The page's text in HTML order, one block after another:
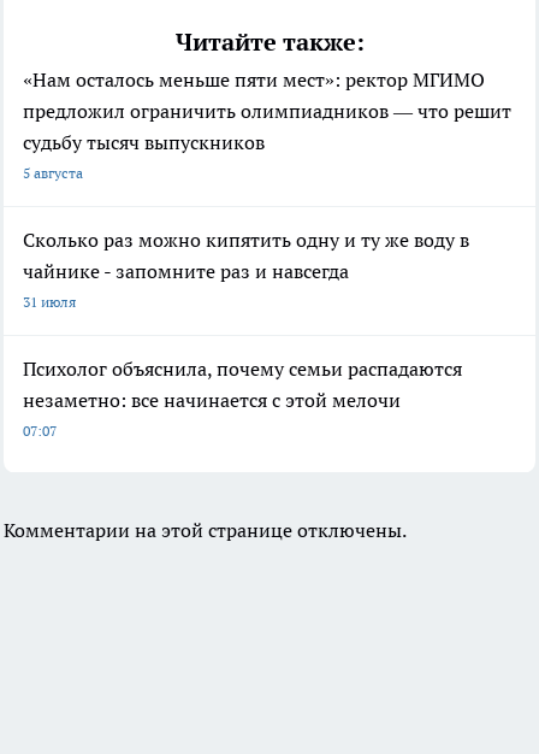
Читайте также:
«Нам осталось меньше пяти мест»: ректор МГИМО
предложил ограничить олимпиадников — что решит
судьбу тысяч выпускников
5 августа
Сколько раз можно кипятить одну и ту же воду в
чайнике - запомните раз и навсегда
31 июля
Психолог объяснила, почему семьи распадаются
незаметно: все начинается с этой мелочи
07:07
Комментарии на этой странице отключены.